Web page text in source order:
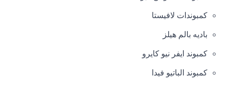
كمبوندات لافيستا
باديه بالم هيلز
كمبوند ايفر نيو كايرو
كمبوند الباتيو فيدا